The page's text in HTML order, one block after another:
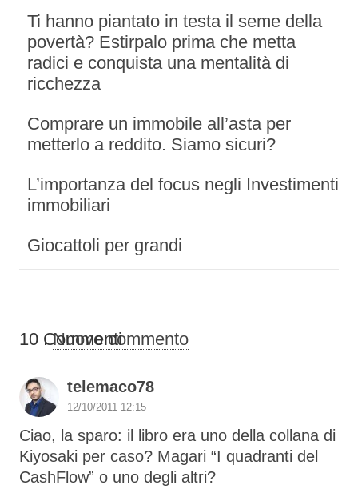
Ti hanno piantato in testa il seme della
povertà? Estirpalo prima che metta
radici e conquista una mentalità di
ricchezza
Comprare un immobile all’asta per
metterlo a reddito. Siamo sicuri?
L’importanza del focus negli Investimenti
immobiliari
Giocattoli per grandi
10 Commenti
. Nuovo commento
telemaco78
12/10/2011 12:15
Ciao, la sparo: il libro era uno della collana di
Kiyosaki per caso? Magari “I quadranti del
CashFlow” o uno degli altri?